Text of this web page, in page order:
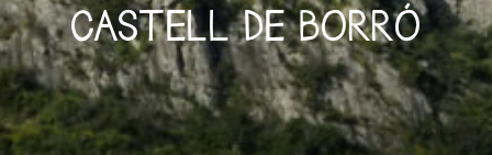
CASTELL DE BORRÓ